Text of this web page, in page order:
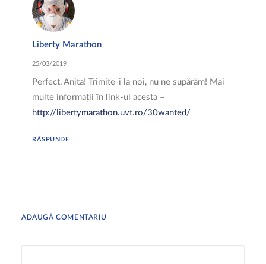
Liberty Marathon
25/03/2019
Perfect, Anita! Trimite-i la noi, nu ne supărăm! Mai
multe informații în link-ul acesta –
http://libertymarathon.uvt.ro/30wanted/
RĂSPUNDE
ADAUGĂ COMENTARIU